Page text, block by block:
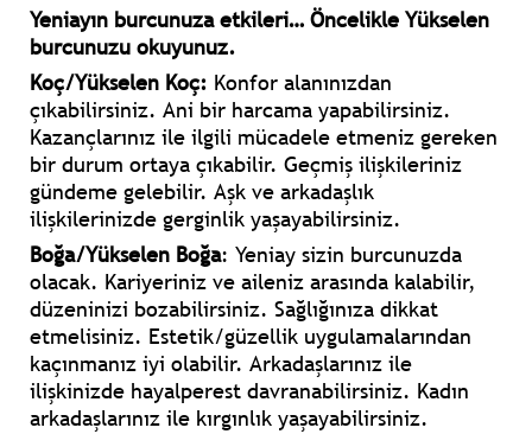
Yeniayın burcunuza etkileri… Öncelikle Yükselen
burcunuzu okuyunuz.
Koç/Yükselen Koç: Konfor alanınızdan
çıkabilirsiniz. Ani bir harcama yapabilirsiniz.
Kazançlarınız ile ilgili mücadele etmeniz gereken
bir durum ortaya çıkabilir. Geçmiş ilişkileriniz
gündeme gelebilir. Aşk ve arkadaşlık
ilişkilerinizde gerginlik yaşayabilirsiniz.
Boğa/Yükselen Boğa: Yeniay sizin burcunuzda
olacak. Kariyeriniz ve aileniz arasında kalabilir,
düzeninizi bozabilirsiniz. Sağlığınıza dikkat
etmelisiniz. Estetik/güzellik uygulamalarından
kaçınmanız iyi olabilir. Arkadaşlarınız ile
ilişkinizde hayalperest davranabilirsiniz. Kadın
arkadaşlarınız ile kırgınlık yaşayabilirsiniz.